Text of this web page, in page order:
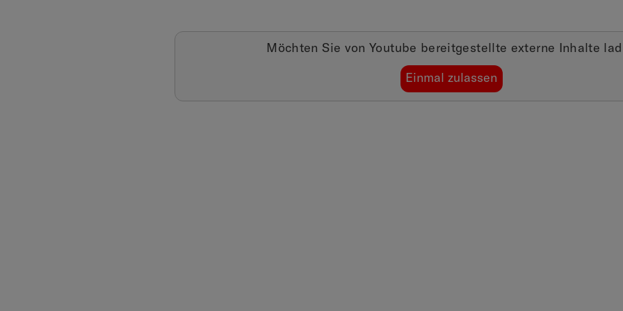
Möchten Sie von Youtube bereitgestellte externe Inhalte
Einmal zulassen